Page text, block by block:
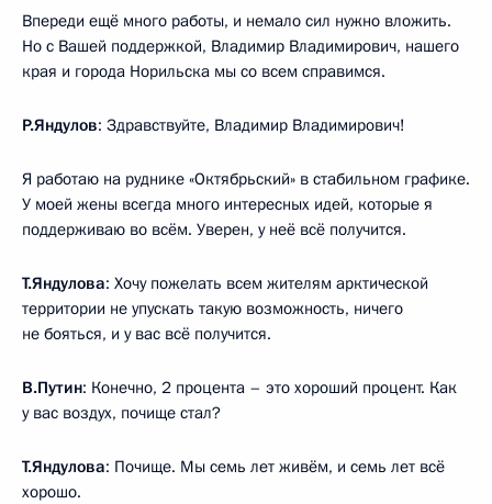
Впереди ещё много работы, и немало сил нужно вложить.
Но с Вашей поддержкой, Владимир Владимирович, нашего
края и города Норильска мы со всем справимся.
Р.Яндулов: Здравствуйте, Владимир Владимирович!
Я работаю на руднике «Октябрьский» в стабильном графике.
У моей жены всегда много интересных идей, которые я
поддерживаю во всём. Уверен, у неё всё получится.
Т.Яндулова: Хочу пожелать всем жителям арктической
территории не упускать такую возможность, ничего
не бояться, и у вас всё получится.
В.Путин: Конечно, 2 процента – это хороший процент. Как
у вас воздух, почище стал?
Т.Яндулова: Почище. Мы семь лет живём, и семь лет всё
хорошо.